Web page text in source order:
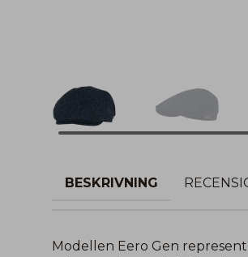
BESKRIVNING
Modellen Eero Gen